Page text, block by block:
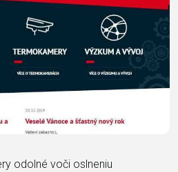
odolné voči oslneniu